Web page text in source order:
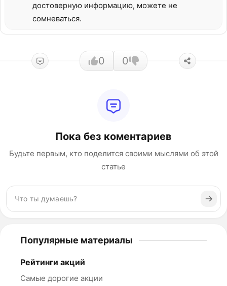
достоверную информацию, можете не
сомневаться.
0 0
Пока без коментариев
Будьте первым, кто поделится своими мыслями об этой
статье
Популярные материалы
Рейтинги акций
Самые дорогие акции